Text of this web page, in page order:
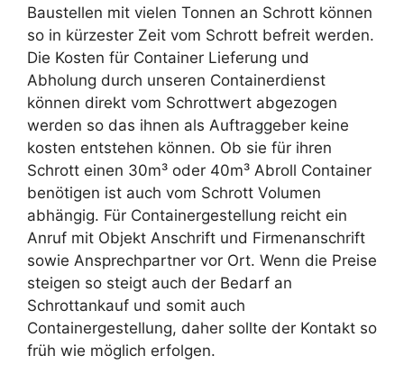
Baustellen mit vielen Tonnen an Schrott können
so in kürzester Zeit vom Schrott befreit werden.
Die Kosten für Container Lieferung und
Abholung durch unseren Containerdienst
können direkt vom Schrottwert abgezogen
werden so das ihnen als Auftraggeber keine
kosten entstehen können. Ob sie für ihren
Schrott einen 30m³ oder 40m³ Abroll Container
benötigen ist auch vom Schrott Volumen
abhängig. Für Containergestellung reicht ein
Anruf mit Objekt Anschrift und Firmenanschrift
sowie Ansprechpartner vor Ort. Wenn die Preise
steigen so steigt auch der Bedarf an
Schrottankauf und somit auch
Containergestellung, daher sollte der Kontakt so
früh wie möglich erfolgen.